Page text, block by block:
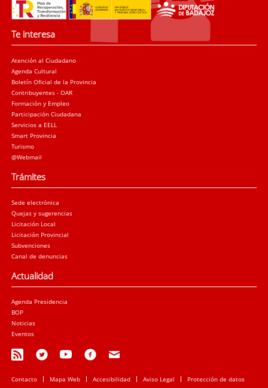
Te interesa
Atención al Ciudadano
Agenda Cultural
Boletín Oficial de la Provincia
Contribuyentes - OAR
Formación y Empleo
Participación Ciudadana
Servicios a EELL
Smart Provincia
Turismo
@Webmail
Trámites
Sede electrónica
Quejas y sugerencias
Licitación Local
Licitación Provincial
Subvenciones
Canal de denuncias
Actualidad
Agenda Presidencia
BOP
Noticias
Eventos
Contacto Mapa Web Accesibilidad Aviso Legal Protección de datos